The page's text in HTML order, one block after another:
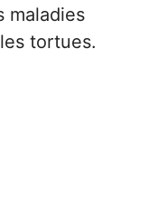
maladies
tortues.